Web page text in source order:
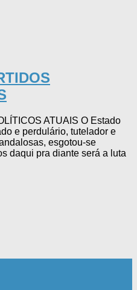
ATUAIS O Estado
e perdulário, tutelador e
esgotou-se
daqui pra diante será a luta